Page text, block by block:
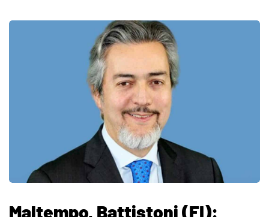
Maltempo, Battistoni (FI):